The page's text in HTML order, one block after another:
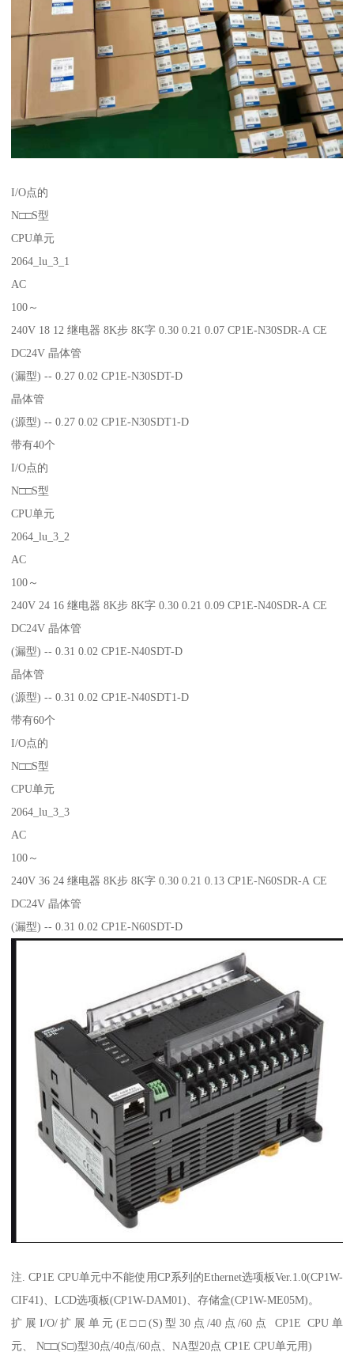
I/O点的
N□□S型
CPU单元
2064_lu_3_1
AC
100～
240V 18 12 继电器 8K步 8K字 0.30 0.21 0.07 CP1E-N30SDR-A CE
DC24V 晶体管
(漏型) -- 0.27 0.02 CP1E-N30SDT-D
晶体管
(源型) -- 0.27 0.02 CP1E-N30SDT1-D
带有40个
I/O点的
N□□S型
CPU单元
2064_lu_3_2
AC
100～
240V 24 16 继电器 8K步 8K字 0.30 0.21 0.09 CP1E-N40SDR-A CE
DC24V 晶体管
(漏型) -- 0.31 0.02 CP1E-N40SDT-D
晶体管
(源型) -- 0.31 0.02 CP1E-N40SDT1-D
带有60个
I/O点的
N□□S型
CPU单元
2064_lu_3_3
AC
100～
240V 36 24 继电器 8K步 8K字 0.30 0.21 0.13 CP1E-N60SDR-A CE
DC24V 晶体管
(漏型) -- 0.31 0.02 CP1E-N60SDT-D
注. CP1E CPU单元中不能使用CP系列的Ethernet选项板Ver.1.0(CP1W-
CIF41)、LCD选项板(CP1W-DAM01)、存储盒(CP1W-ME05M)。
扩展I/O/扩展单元(E□□(S)型30点/40点/60点 CP1E CPU单
元、 N□□(S□)型30点/40点/60点、NA型20点 CP1E CPU单元用)